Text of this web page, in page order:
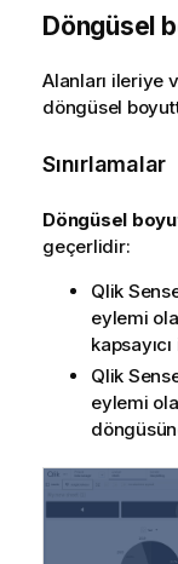
Döngüsel
Alanları ileriye
döngüsel
Sınırlamalar
Döngüsel
geçerlidir:
Qlik
eylemi
Qlik
eylemi